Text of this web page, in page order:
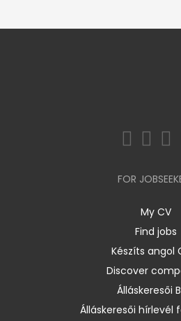
FOR
My CV
Find jobs
Készíts angol
Discover
Álláskeresői
Álláskeresői hírlevél